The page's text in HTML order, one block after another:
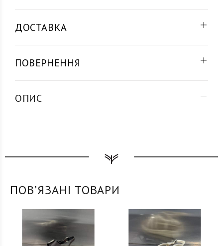
ДОСТАВКА
ПОВЕРНЕННЯ
ОПИС
ПОВʼЯЗАНІ ТОВАРИ